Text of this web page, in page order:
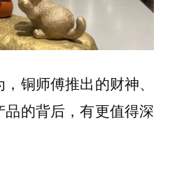
铜师傅推出的财神、
的背后，有更值得深